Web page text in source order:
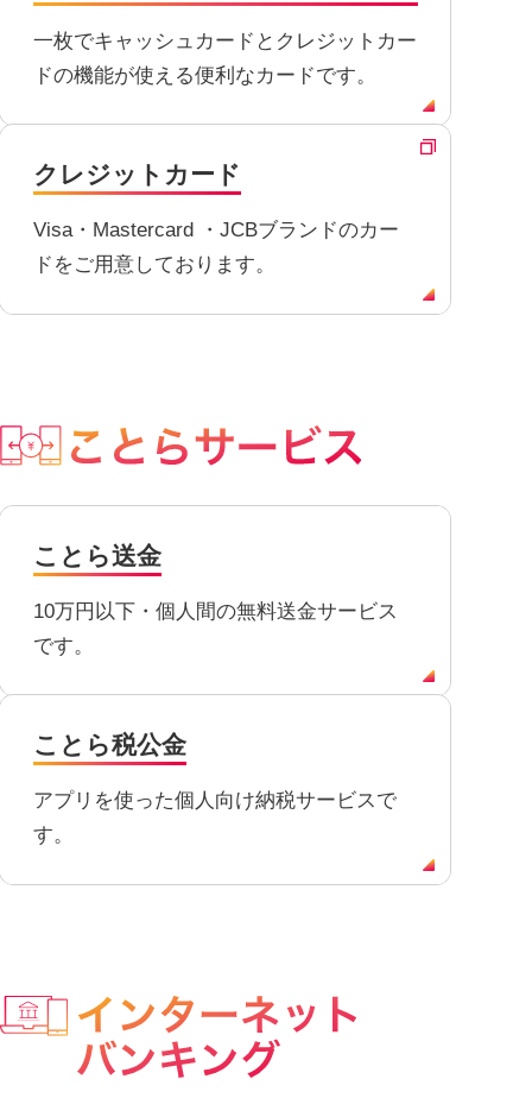
一枚でキャッシュカードとクレジットカー
ドの機能が使える便利なカードです。
クレジットカード
Visa・Mastercard ・JCBブランドのカー
ドをご用意しております。
ことら送金
10万円以下・個人間の無料送金サービス
です。
ことら税公金
アプリを使った個人向け納税サービスで
す。